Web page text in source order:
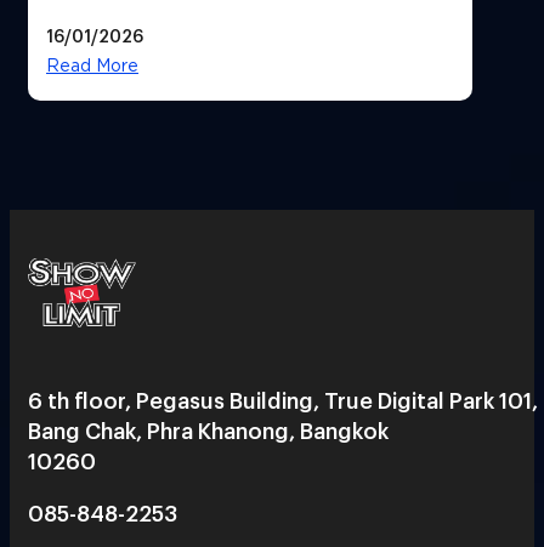
ได้ 53,000 ล้านบาท
16/01/2026
Read More
6 th floor, Pegasus Building, True Digital Park 101,
Bang Chak, Phra Khanong, Bangkok
10260
085-848-2253